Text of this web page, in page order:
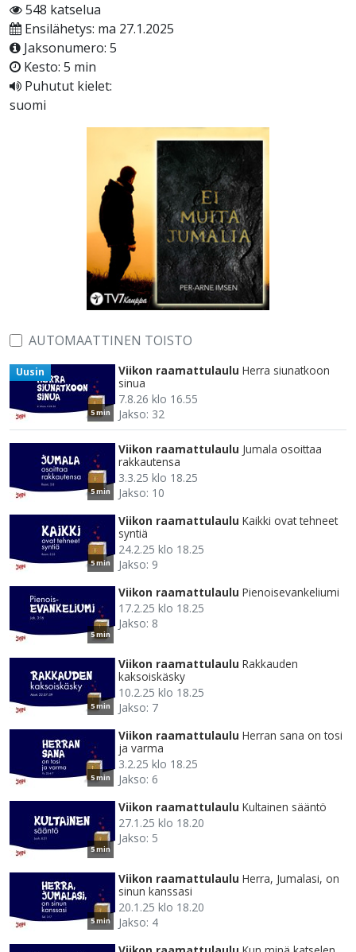
548 katselua
Ensilähetys: ma 27.1.2025
Jaksonumero: 5
Kesto: 5 min
Puhutut kielet:
suomi
AUTOMAATTINEN TOISTO
5 min
Uusin Viikon raamattulaulu Herra siunatkoon
sinua
7.8.26 klo 16.55
Jakso: 32
5 min
Viikon raamattulaulu Jumala osoittaa
rakkautensa
3.3.25 klo 18.25
Jakso: 10
5 min
Viikon raamattulaulu Kaikki ovat tehneet
syntiä
24.2.25 klo 18.25
Jakso: 9
5 min
Viikon raamattulaulu Pienoisevankeliumi
17.2.25 klo 18.25
Jakso: 8
5 min
Viikon raamattulaulu Rakkauden
kaksoiskäsky
10.2.25 klo 18.25
Jakso: 7
5 min
Viikon raamattulaulu Herran sana on tosi
ja varma
3.2.25 klo 18.25
Jakso: 6
5 min
Viikon raamattulaulu Kultainen sääntö
27.1.25 klo 18.20
Jakso: 5
5 min
Viikon raamattulaulu Herra, Jumalasi, on
sinun kanssasi
20.1.25 klo 18.20
Jakso: 4